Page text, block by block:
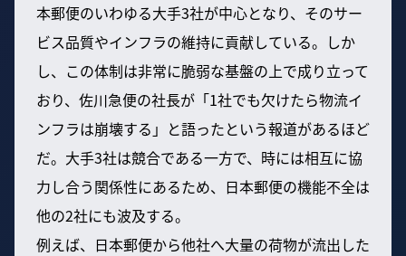
本郵便のいわゆる大手3社が中心となり、そのサー
ビス品質やインフラの維持に貢献している。しか
し、この体制は非常に脆弱な基盤の上で成り立って
おり、佐川急便の社長が「1社でも欠けたら物流イ
ンフラは崩壊する」と語ったという報道があるほど
だ。大手3社は競合である一方で、時には相互に協
力し合う関係性にあるため、日本郵便の機能不全は
他の2社にも波及する。
例えば、日本郵便から他社へ大量の荷物が流出した